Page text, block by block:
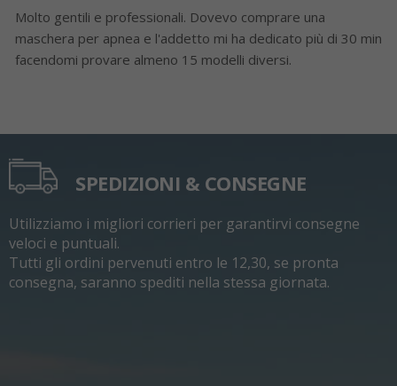
Molto gentili e professionali. Dovevo comprare una
maschera per apnea e l'addetto mi ha dedicato più di 30 min
facendomi provare almeno 15 modelli diversi.
SPEDIZIONI & CONSEGNE
Utilizziamo i migliori corrieri per garantirvi consegne
veloci e puntuali.
Tutti gli ordini pervenuti entro le 12,30, se pronta
consegna, saranno spediti nella stessa giornata.